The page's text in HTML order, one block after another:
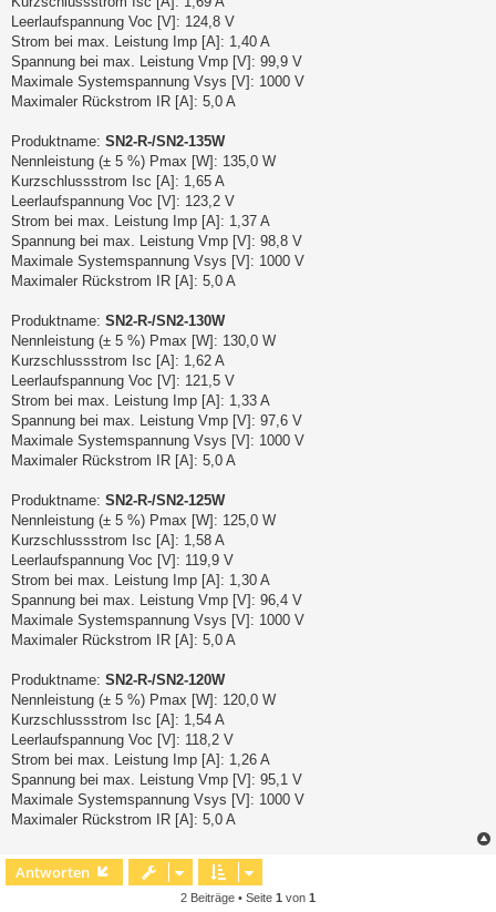
Leerlaufspannung Voc [V]: 124,8 V
Strom bei max. Leistung Imp [A]: 1,40 A
Spannung bei max. Leistung Vmp [V]: 99,9 V
Maximale Systemspannung Vsys [V]: 1000 V
Maximaler Rückstrom IR [A]: 5,0 A
Produktname: SN2-R-/SN2-135W
Nennleistung (± 5 %) Pmax [W]: 135,0 W
Kurzschlussstrom Isc [A]: 1,65 A
Leerlaufspannung Voc [V]: 123,2 V
Strom bei max. Leistung Imp [A]: 1,37 A
Spannung bei max. Leistung Vmp [V]: 98,8 V
Maximale Systemspannung Vsys [V]: 1000 V
Maximaler Rückstrom IR [A]: 5,0 A
Produktname: SN2-R-/SN2-130W
Nennleistung (± 5 %) Pmax [W]: 130,0 W
Kurzschlussstrom Isc [A]: 1,62 A
Leerlaufspannung Voc [V]: 121,5 V
Strom bei max. Leistung Imp [A]: 1,33 A
Spannung bei max. Leistung Vmp [V]: 97,6 V
Maximale Systemspannung Vsys [V]: 1000 V
Maximaler Rückstrom IR [A]: 5,0 A
Produktname: SN2-R-/SN2-125W
Nennleistung (± 5 %) Pmax [W]: 125,0 W
Kurzschlussstrom Isc [A]: 1,58 A
Leerlaufspannung Voc [V]: 119,9 V
Strom bei max. Leistung Imp [A]: 1,30 A
Spannung bei max. Leistung Vmp [V]: 96,4 V
Maximale Systemspannung Vsys [V]: 1000 V
Maximaler Rückstrom IR [A]: 5,0 A
Produktname: SN2-R-/SN2-120W
Nennleistung (± 5 %) Pmax [W]: 120,0 W
Kurzschlussstrom Isc [A]: 1,54 A
Leerlaufspannung Voc [V]: 118,2 V
Strom bei max. Leistung Imp [A]: 1,26 A
Spannung bei max. Leistung Vmp [V]: 95,1 V
Maximale Systemspannung Vsys [V]: 1000 V
Maximaler Rückstrom IR [A]: 5,0 A
Antworten
2 Beiträge • Seite 1 von 1